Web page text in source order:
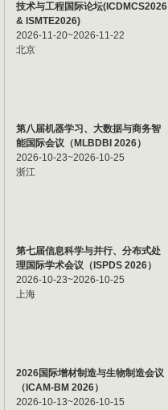
技术与工程国际论坛(ICDMCS2026
& ISMTE2026)
2026-11-20~2026-11-22
北京
第八届机器学习、大数据与商务智
能国际会议（MLBDBI 2026）
2026-10-23~2026-10-25
浙江
第七届信息科学与并行、分布式处
理国际学术会议（ISPDS 2026）
2026-10-23~2026-10-25
上海
2026国际增材制造与生物制造会议
（ICAM-BM 2026）
2026-10-13~2026-10-15